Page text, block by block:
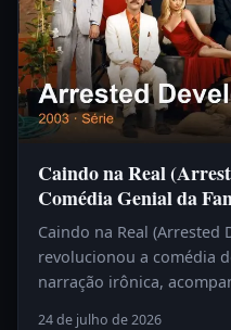
Caindo na Real
Comédia Genial da
Caindo na Real (Arrested
revolucionou a comédia
narração irônica,
24 de julho de 2026